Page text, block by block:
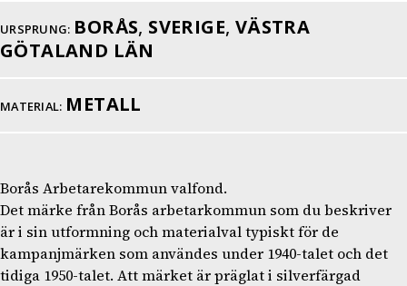
URSPRUNG: BORÅS, SVERIGE, VÄSTRA
GÖTALAND LÄN
MATERIAL: METALL
Borås Arbetarekommun valfond.
Det märke från Borås arbetarkommun som du beskriver
är i sin utformning och materialval typiskt för de
kampanjmärken som användes under 1940-talet och det
tidiga 1950-talet. Att märket är präglat i silverfärgad